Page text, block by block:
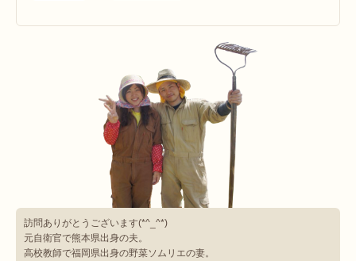
訪問ありがとうございます(*^_^*)
元自衛官で熊本県出身の夫。
高校教師で福岡県出身の野菜ソムリエの妻。